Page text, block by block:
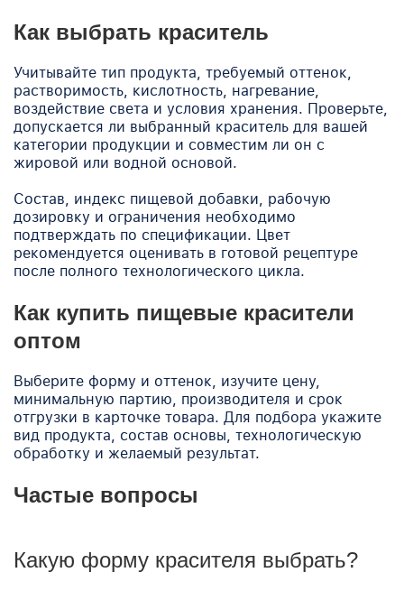
Как выбрать краситель
Учитывайте тип продукта, требуемый оттенок,
растворимость, кислотность, нагревание,
воздействие света и условия хранения. Проверьте,
допускается ли выбранный краситель для вашей
категории продукции и совместим ли он с
жировой или водной основой.
Состав, индекс пищевой добавки, рабочую
дозировку и ограничения необходимо
подтверждать по спецификации. Цвет
рекомендуется оценивать в готовой рецептуре
после полного технологического цикла.
Как купить пищевые красители
оптом
Выберите форму и оттенок, изучите цену,
минимальную партию, производителя и срок
отгрузки в карточке товара. Для подбора укажите
вид продукта, состав основы, технологическую
обработку и желаемый результат.
Частые вопросы
Какую форму красителя выбрать?